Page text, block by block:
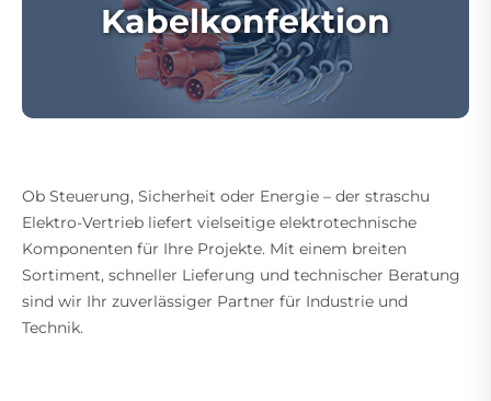
Kabelkonfektion
Ob Steuerung, Sicherheit oder Energie – der straschu
Elektro-Vertrieb liefert vielseitige elektrotechnische
Komponenten für Ihre Projekte. Mit einem breiten
Sortiment, schneller Lieferung und technischer Beratung
sind wir Ihr zuverlässiger Partner für Industrie und
Technik.